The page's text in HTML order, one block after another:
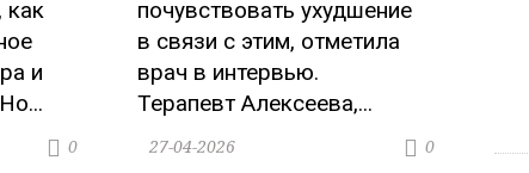
как
и
0
почувствовать ухудшение
в связи с этим, отметила
врач в интервью.
Терапевт Алексеева,...
0
27-04-2026